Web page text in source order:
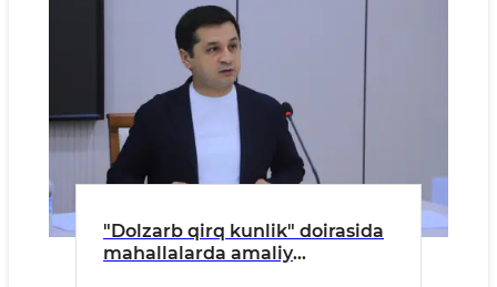
"Dolzarb qirq kunlik" doirasida
mahallalarda amaliy